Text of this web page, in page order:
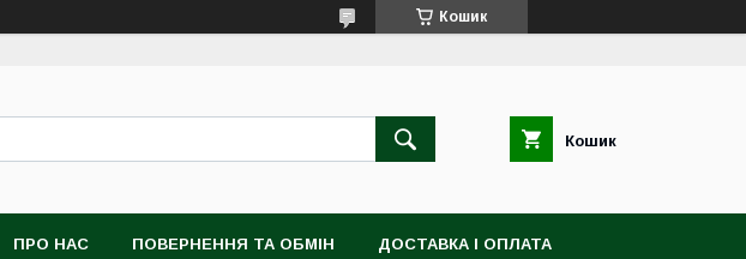
Кошик
Кошик
ПРО НАС ПОВЕРНЕННЯ ТА ОБМІН ДОСТАВКА І ОПЛАТА